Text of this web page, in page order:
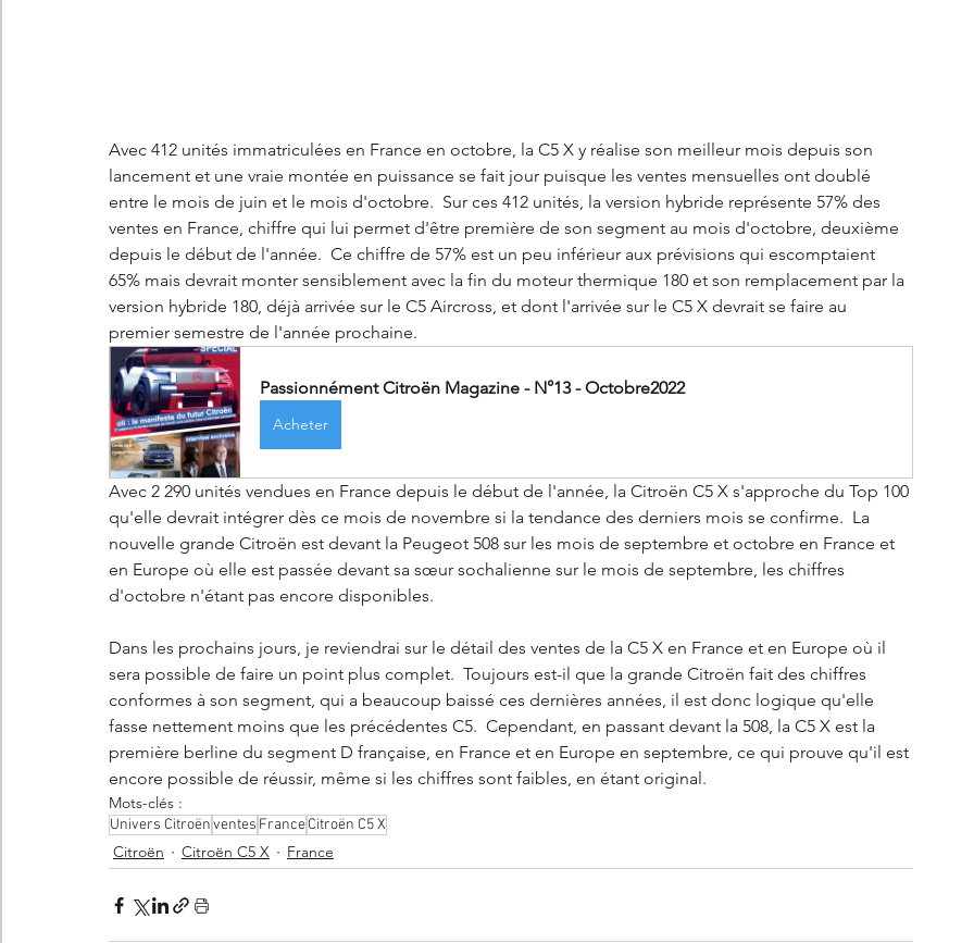
Avec 412 unités immatriculées en France en octobre, la C5 X y réalise son meilleur mois depuis son
lancement et une vraie montée en puissance se fait jour puisque les ventes mensuelles ont doublé
entre le mois de juin et le mois d'octobre.  Sur ces 412 unités, la version hybride représente 57% des
ventes en France, chiffre qui lui permet d'être première de son segment au mois d'octobre, deuxième
depuis le début de l'année.  Ce chiffre de 57% est un peu inférieur aux prévisions qui escomptaient
65% mais devrait monter sensiblement avec la fin du moteur thermique 180 et son remplacement par la
version hybride 180, déjà arrivée sur le C5 Aircross, et dont l'arrivée sur le C5 X devrait se faire au
premier semestre de l'année prochaine.
Passionnément Citroën Magazine - N°13 - Octobre2022
Acheter
Avec 2 290 unités vendues en France depuis le début de l'année, la Citroën C5 X s'approche du Top 100
qu'elle devrait intégrer dès ce mois de novembre si la tendance des derniers mois se confirme.  La
nouvelle grande Citroën est devant la Peugeot 508 sur les mois de septembre et octobre en France et
en Europe où elle est passée devant sa sœur sochalienne sur le mois de septembre, les chiffres
d'octobre n'étant pas encore disponibles.
Dans les prochains jours, je reviendrai sur le détail des ventes de la C5 X en France et en Europe où il
sera possible de faire un point plus complet.  Toujours est-il que la grande Citroën fait des chiffres
conformes à son segment, qui a beaucoup baissé ces dernières années, il est donc logique qu'elle
fasse nettement moins que les précédentes C5.  Cependant, en passant devant la 508, la C5 X est la
première berline du segment D française, en France et en Europe en septembre, ce qui prouve qu'il est
encore possible de réussir, même si les chiffres sont faibles, en étant original.
Mots-clés :
Univers Citroënventes FranceCitroën C5 X
Citroën Citroën C5 X France